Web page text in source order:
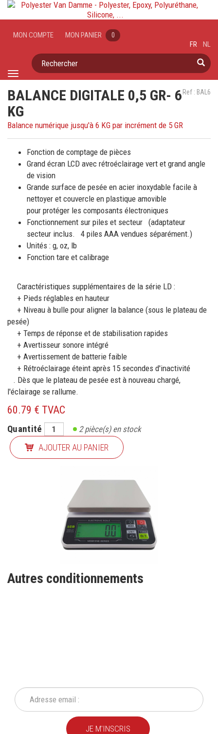
Toggle
MON COMPTE MON PANIER 0
Rechercher
FR NL
Ref : BAL6
BALANCE DIGITALE 0,5 GR- 6
KG
Balance numérique jusqu'à 6 KG par incrément de 5 GR
Fonction de comptage de pièces
Grand écran LCD avec rétroéclairage vert et grand angle
de vision
Grande surface de pesée en acier inoxydable facile à
nettoyer et couvercle en plastique amovible
pour protéger les composants électroniques
Fonctionnement sur piles et secteur (adaptateur
secteur inclus. 4 piles AAA vendues séparément.)
Unités : g, oz, lb
Fonction tare et calibrage
Caractéristiques supplémentaires de la série LD :
+ Pieds réglables en hauteur
+ Niveau à bulle pour aligner la balance (sous le plateau de
pesée)
+ Temps de réponse et de stabilisation rapides
+ Avertisseur sonore intégré
+ Avertissement de batterie faible
+ Rétroéclairage éteint après 15 secondes d'inactivité
. Dès que le plateau de pesée est à nouveau chargé,
l'éclairage se rallume.
60.79 € TVAC
Quantité 2pièce(s) en stock
AJOUTER AU PANIER
Autres conditionnements
JE M'INSCRIS